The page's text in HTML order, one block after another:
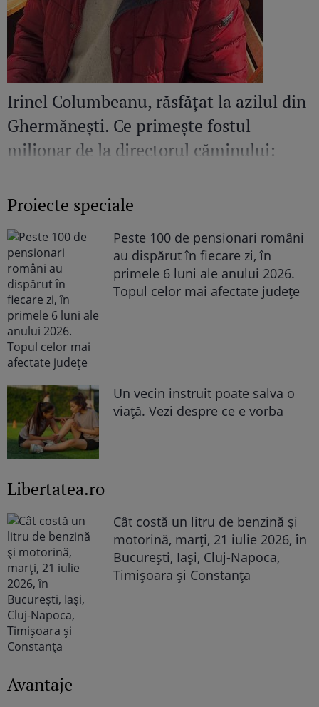
Irinel Columbeanu, răsfățat la azilul din
Ghermănești. Ce primește fostul
milionar de la directorul căminului:
Proiecte speciale
Peste 100 de pensionari români
au dispărut în fiecare zi, în
primele 6 luni ale anului 2026.
Topul celor mai afectate județe
Un vecin instruit poate salva o
viață. Vezi despre ce e vorba
Libertatea.ro
Cât costă un litru de benzină și
motorină, marți, 21 iulie 2026, în
București, Iași, Cluj-Napoca,
Timișoara și Constanța
Avantaje